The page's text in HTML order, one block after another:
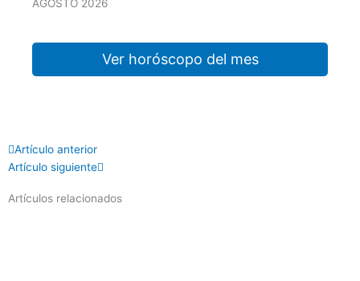
AGOSTO 2026
Ver horóscopo del mes
Prev
Artículo anterior
Artículo siguiente
Artículos relacionados